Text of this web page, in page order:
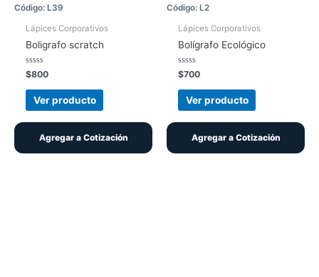
Código: L39
Lápices Corporativos
Boligrafo scratch
Valorado
con
0
de
$800
Ver producto
Agregar a Cotización
Código: L2
Lápices Corporativos
Bolígrafo Ecológico
Valorado
con
0
de
$700
Ver producto
Agregar a Cotización